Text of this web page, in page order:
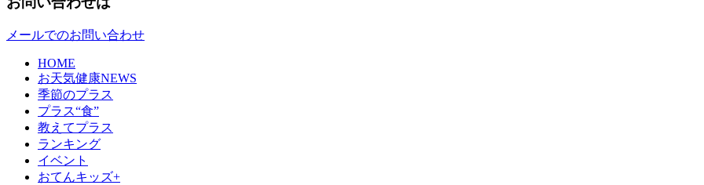
メールでのお問い合わせ
HOME
お天気健康NEWS
季節のプラス
プラス“食”
教えてプラス
ランキング
イベント
おてんキッズ+